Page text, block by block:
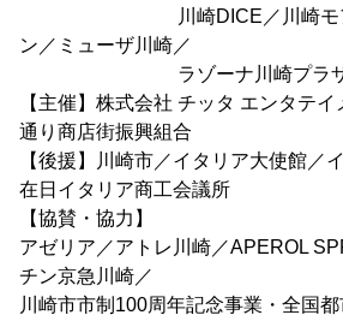
川崎DICE／川崎モアー
ン／ミューザ川崎／
ラゾーナ川崎プラザ／ラ
【主催】株式会社 チッタ エンタテ
通り商店街振興組合
【後援】川崎市／イタリア大使館／
在日イタリア商工会議所
【協賛・協力】
アゼリア／アトレ川崎／APEROL
チン京急川崎／
川崎市市制100周年記念事業・全国